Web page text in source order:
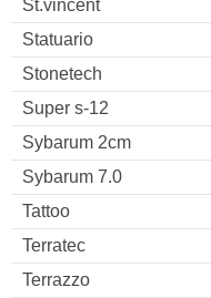
St.vincent
Statuario
Stonetech
Super s-12
Sybarum 2cm
Sybarum 7.0
Tattoo
Terratec
Terrazzo